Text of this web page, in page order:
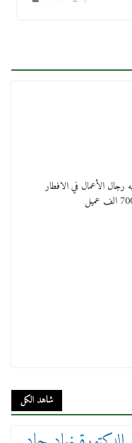
رجال الأعمال في الافطار
شاهد الكل